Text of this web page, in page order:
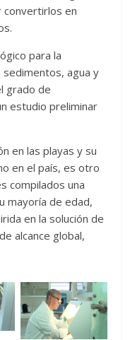
convertirlos en
para la
sedimentos, agua y
grado de
estudio preliminar
en las playas y su
en el país, es otro
compilados una
mayoría de edad,
en la solución de
alcance global,